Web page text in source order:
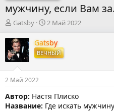
мужчину, если Вам
А
т
о
р
т
е
м
ы
Gatsby
Д
т
а
н
а
л
а
2 Май 2022
Gatsby
ВЕЧНЫЙ
2 Май 2022
Автор: Настя Плиско
Название: Где искать